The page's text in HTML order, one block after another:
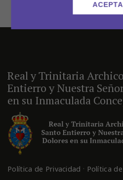
Real y Trinitaria
Entierro y Nuestra
en su Inmaculada
Política de Privacidad · Política